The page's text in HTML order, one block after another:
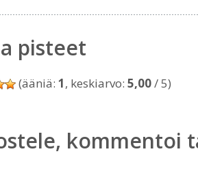
pisteet
(ääniä: 1, keskiarvo: 5,00/ 5)
kommentoi